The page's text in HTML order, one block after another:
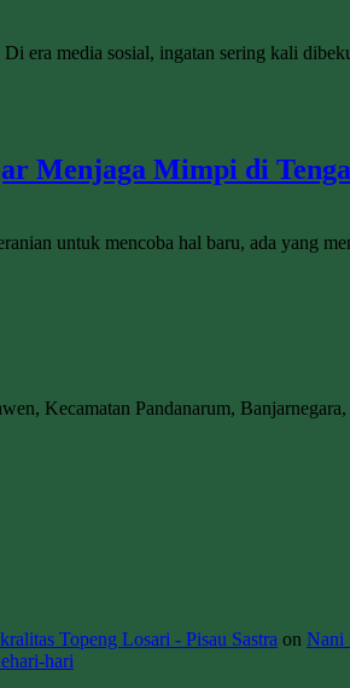
era media sosial, ingatan sering kali
Menjaga Mimpi di
untuk mencoba hal baru, ada yang
Kecamatan Pandanarum,
Topeng Losari - Pisau Sastra on Nani
hari